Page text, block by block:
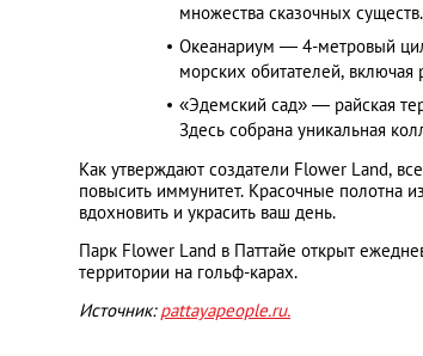
множества сказочных
Океанариум ― 4-метровый
морских обитателей,
«Эдемский сад» ― райская
Здесь собрана уникальная
Как утверждают создатели Flower Land,
повысить иммунитет. Красочные полотна
вдохновить и украсить ваш день.
Парк Flower Land в Паттайе открыт
территории на гольф-карах.
Источник:pattayapeople.ru.